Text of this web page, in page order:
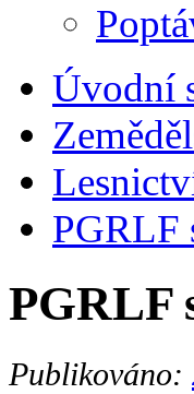
Úvodní
PGRLF
PGRLF
Publikováno: